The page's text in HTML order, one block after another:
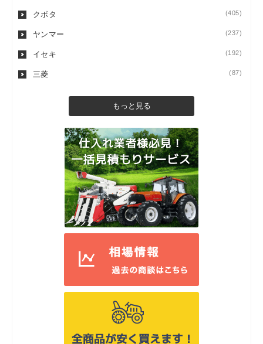
クボタ (405)
ヤンマー (237)
イセキ (192)
三菱 (87)
もっと見る